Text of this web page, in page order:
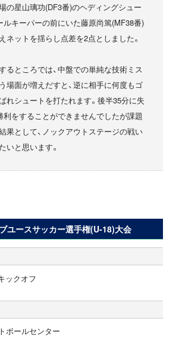
の星山璃功(DF3番)のヘディングシュー
ルキーパーの前にいた藤原尚篤(MF38番)
ネットを揺らし点差を2点としました。
るところでは、中盤での単純な技術ミス
場面が増えだすと、逆に相手に何度もゴ
れシュートを打たれます。後半35分に失
利をすることができませんでしたが課題
果として、ノックアウトステージの戦い
いと思います。
ユースサッカー選手権(U-18)大会
ックオフ
ボールセンター